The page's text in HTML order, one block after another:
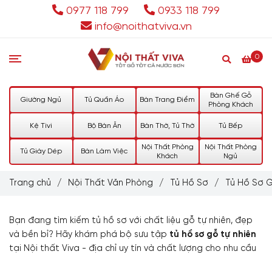
0977 118 799
0933 118 799
info@noithatviva.vn
0
Giường Ngủ Tủ Quần Áo Bàn Trang Điểm
Bàn Ghế Gỗ
Phòng Khách
Kệ Tivi Bộ Bàn Ăn Bàn Thờ, Tủ Thờ Tủ Bếp
Tủ Giày Dép Bàn Làm Việc
Nội Thất Phòng
Khách
Nội Thất Phòng
Ngủ
Trang chủ / Nội Thất Văn Phòng / Tủ Hồ Sơ / Tủ Hồ Sơ
Bạn đang tìm kiếm tủ hồ sơ với chất liệu gỗ tự nhiên, đẹp
và bền bỉ? Hãy khám phá bộ sưu tập tủ hồ sơ gỗ tự nhiên
tại Nội thất Viva - địa chỉ uy tín và chất lượng cho nhu cầu